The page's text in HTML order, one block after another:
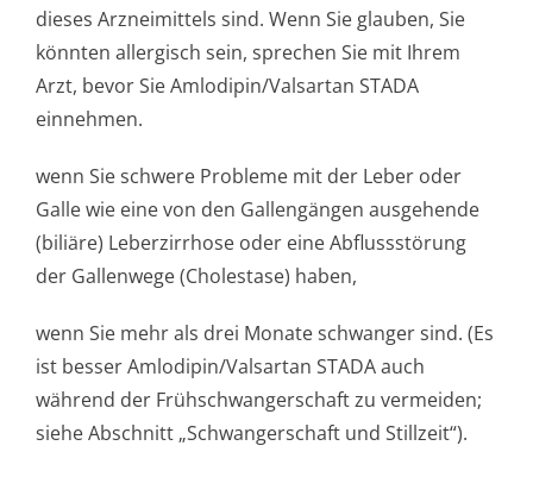
dieses Arzneimittels sind. Wenn Sie glauben, Sie
könnten allergisch sein, sprechen Sie mit Ihrem
Arzt, bevor Sie Amlodipin/Valsartan STADA
einnehmen.
wenn Sie schwere Probleme mit der Leber oder
Galle wie eine von den Gallengängen ausgehende
(biliäre) Leberzirrhose oder eine Abflussstörung
der Gallenwege (Cholestase) haben,
wenn Sie mehr als drei Monate schwanger sind. (Es
ist besser Amlodipin/Valsartan STADA auch
während der Frühschwangerschaft zu vermeiden;
siehe Abschnitt „Schwangerschaft und Stillzeit“).